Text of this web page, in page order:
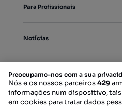
Para Profissionais
Notícias
Mapa do Site
Preocupamo-nos com a sua
Nós e os nossos parceiros429
informações num dispositivo,
em cookies para tratar dados